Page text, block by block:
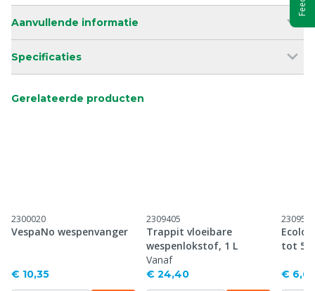
Aanvullende informatie
Specificaties
Gerelateerde producten
2300020
VespaNo wespenvanger
€ 10,35
2309405
Trappit vloeibare
wespenlokstof, 1 L
Vanaf
€ 24,40
2309560
tot
€ 6,65